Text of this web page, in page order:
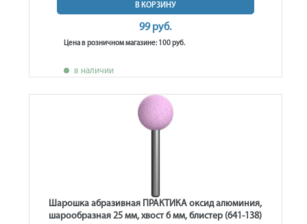
В КОРЗИНУ
99 руб.
Цена в розничном магазине: 100 руб.
в наличии
Шарошка абразивная ПРАКТИКА оксид алюминия,
шарообразная 25 мм, хвост 6 мм, блистер (641-138)